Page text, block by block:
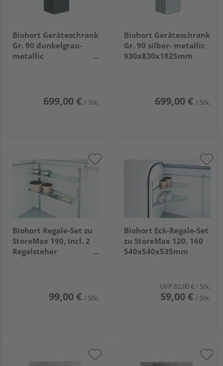
Biohort Geräteschrank
Gr. 90 dunkelgrau-
metallic
699,00 € / Stk.
Biohort Geräteschrank
Gr. 90 silber- metallic
930x830x1825mm
699,00 € / Stk.
Biohort Regale-Set zu
StoreMax 190, incl. 2
Regalsteher
99,00 € / Stk.
Biohort Eck-Regale-Set
zu StoreMax 120, 160
540x540x535mm
UVP 62,00 €/ Stk.
59,00 € / Stk.